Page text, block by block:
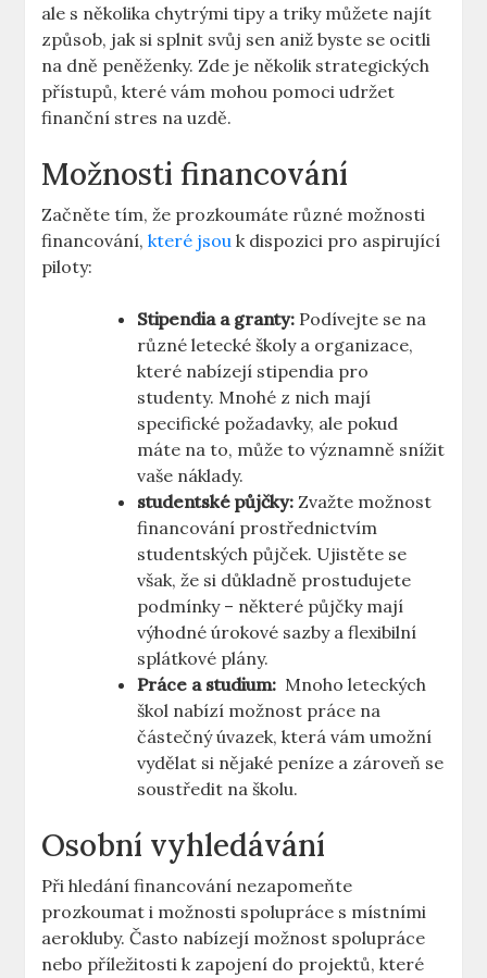
ale s několika chytrými tipy a triky můžete najít
⁤způsob,⁤ jak si splnit svůj sen aniž byste se⁣ ocitli
‍na dně peněženky. Zde je několik⁢ strategických
přístupů, které vám​ mohou pomoci udržet⁤
finanční stres ⁤na⁤ uzdě.
Možnosti financování
Začněte tím, že prozkoumáte‌ různé možnosti
financování,které jsou k dispozici ‍pro aspirující
piloty:
Stipendia a granty: Podívejte se na
různé letecké školy a organizace,
které nabízejí stipendia pro
studenty. Mnohé z​ nich⁢ mají
specifické požadavky,‍ ale pokud
máte na to, může to významně snížit
vaše náklady.
studentské půjčky: Zvažte možnost
financování prostřednictvím⁤
studentských půjček. Ujistěte se
však, že si důkladně‌ prostudujete
podmínky – některé půjčky⁢ mají
‍výhodné⁣ úrokové sazby a flexibilní ​
splátkové plány.
Práce a studium: ⁢ Mnoho leteckých
škol nabízí​ možnost práce na
částečný ‍úvazek, která vám umožní
vydělat si​ nějaké peníze a‍ zároveň‌ se
soustředit ⁢na školu.
Osobní vyhledávání
Při hledání financování nezapomeňte
prozkoumat i možnosti spolupráce s místními
aerokluby. Často nabízejí možnost spolupráce
nebo příležitosti k zapojení do ‍projektů, které